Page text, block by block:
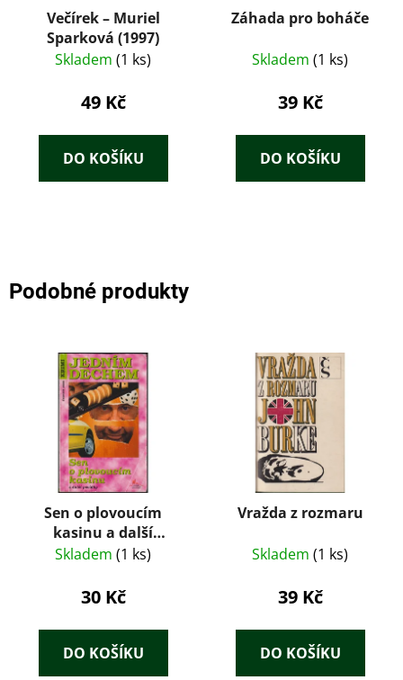
Večírek – Muriel
Sparková (1997)
Skladem (1 ks)
49 Kč
DO KOŠÍKU
Záhada pro boháče
Skladem (1 ks)
39 Kč
DO KOŠÍKU
Podobné produkty
Sen o plovoucím
kasinu a další
povídky
Skladem (1 ks)
30 Kč
DO KOŠÍKU
Vražda z rozmaru
Skladem (1 ks)
39 Kč
DO KOŠÍKU